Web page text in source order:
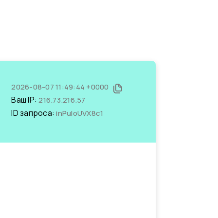
2026-08-07 11:49:44 +0000
Ваш IP:216.73.216.57
ID запроса:inPuIoUVX8c1